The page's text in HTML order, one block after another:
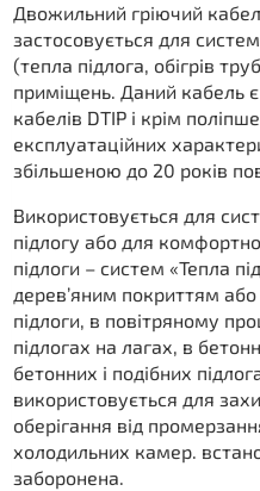
Двожильний гріючий
застосовується для
(тепла підлога, обігрів
приміщень. Даний кабель
кабелів DTIP і крім
експлуатаційних
збільшеною до 20 років
Використовується для
підлогу або для
підлоги – систем «Тепла
дерев’яним покриттям
підлоги, в повітряному
підлогах на лагах, в
бетонних і подібних
використовується для
оберігання від
холодильних камер.
заборонена.